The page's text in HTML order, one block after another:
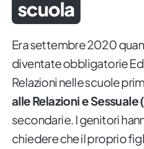
scuola
Era settembre 2020
diventate obbligatorie
Relazioni nelle scuole
alle Relazioni e Sessuale
secondarie. I genitori
chiedere che il proprio